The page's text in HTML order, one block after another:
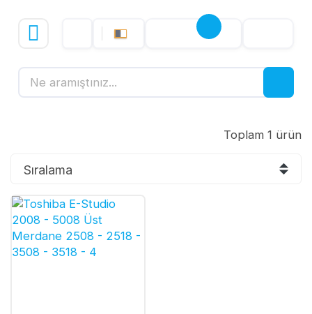
Toplam 1 ürün